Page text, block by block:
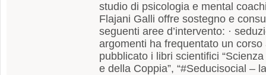
studio di psicologia e mental
Flajani Galli offre sostegno e
seguenti aree d’intervento: ·
argomenti ha frequentato un
pubblicato i libri scientifici
e della Coppia”, “#Seducisocial –